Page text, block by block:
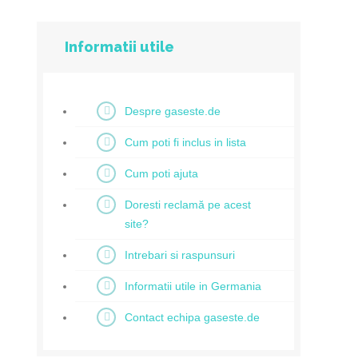
Informatii utile
Despre gaseste.de
Cum poti fi inclus in lista
Cum poti ajuta
Doresti reclamă pe acest
site?
Intrebari si raspunsuri
Informatii utile in Germania
Contact echipa gaseste.de